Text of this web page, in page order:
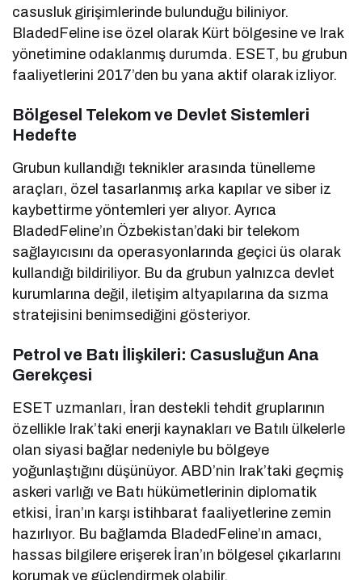
casusluk girişimlerinde bulunduğu biliniyor.
BladedFeline ise özel olarak Kürt bölgesine ve Irak
yönetimine odaklanmış durumda. ESET, bu grubun
faaliyetlerini 2017’den bu yana aktif olarak izliyor.
Bölgesel Telekom ve Devlet Sistemleri
Hedefte
Grubun kullandığı teknikler arasında tünelleme
araçları, özel tasarlanmış arka kapılar ve siber iz
kaybettirme yöntemleri yer alıyor. Ayrıca
BladedFeline’ın Özbekistan’daki bir telekom
sağlayıcısını da operasyonlarında geçici üs olarak
kullandığı bildiriliyor. Bu da grubun yalnızca devlet
kurumlarına değil, iletişim altyapılarına da sızma
stratejisini benimsediğini gösteriyor.
Petrol ve Batı İlişkileri: Casusluğun Ana
Gerekçesi
ESET uzmanları, İran destekli tehdit gruplarının
özellikle Irak’taki enerji kaynakları ve Batılı ülkelerle
olan siyasi bağlar nedeniyle bu bölgeye
yoğunlaştığını düşünüyor. ABD’nin Irak’taki geçmiş
askeri varlığı ve Batı hükümetlerinin diplomatik
etkisi, İran’ın karşı istihbarat faaliyetlerine zemin
hazırlıyor. Bu bağlamda BladedFeline’ın amacı,
hassas bilgilere erişerek İran’ın bölgesel çıkarlarını
korumak ve güçlendirmek olabilir.